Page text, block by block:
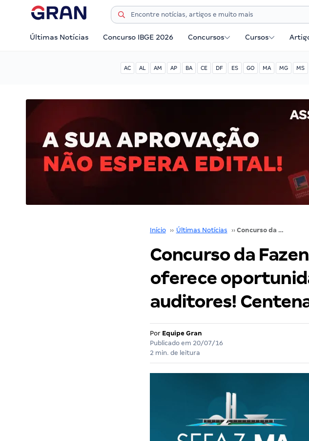
Últimas Notícias Concurso IBGE 2026 Concursos Cursos
AC AL AM AP BA CE DF ES GO MA MG MS
Início ›› Últimas Notícias ›› Concurso da Fazenda-MA (Sefaz-MA) oferece oportunidades para técnicos e auditores! Centenas de cargos vagos!
Concurso da
oferece
auditores!
Por Equipe Gran
Publicado em 20/07/16
2 min. de leitura